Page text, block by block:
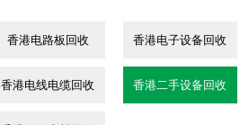
t
i
o
n
香港电路板回收 香港电子设备回收
香港电线电缆回收 香港二手设备回收